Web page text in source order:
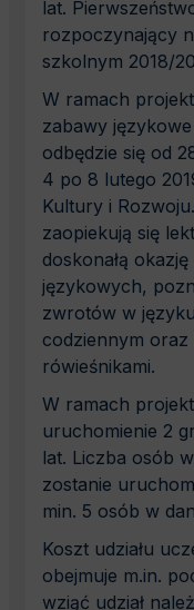
lat.
rozpoczynający
szkolnym 2018/
W ramach
zabawy
odbędzie się od
4 po 8 lutego
Kultury i
zaopiekują się
doskonałą
językowych,
zwrotów w
codziennym oraz
rówieśnikami.
W ramach
uruchomienie 2
lat. Liczba osób
zostanie
min. 5 osób w
Koszt udziału
obejmuje m.in.
wziąć udział